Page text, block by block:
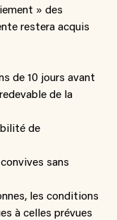
» des
restera acquis
de 10 jours avant
de la
de
sans
les conditions
à celles prévues